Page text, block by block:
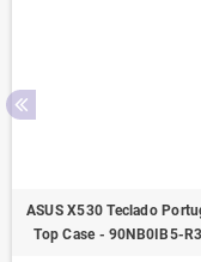
ASUS X530 Teclado
Top Case - 90NB0IB5-